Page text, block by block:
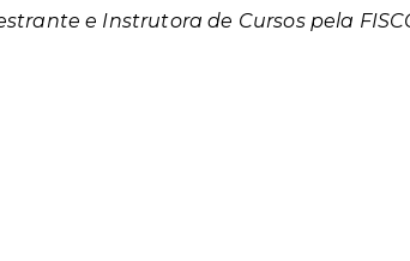
e Instrutora de Cursos pela